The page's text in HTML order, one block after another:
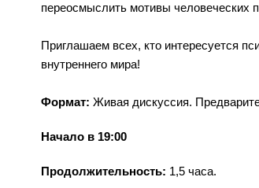
переосмыслить мотивы человеческих
Приглашаем всех, кто интересуется
внутреннего мира!
Формат: Живая дискуссия.
Начало в 19:00
Продолжительность: 1,5 часа.